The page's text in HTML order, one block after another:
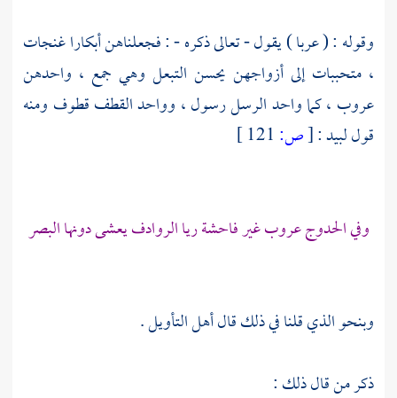
وقوله : ( عربا ) يقول - تعالى ذكره - : فجعلناهن أبكارا غنجات
، متحببات إلى أزواجهن يحسن التبعل وهي جمع ، واحدهن
عروب ، كما واحد الرسل رسول ، وواحد القطف قطوف ومنه
قوللبيد:
[ص:
وفي الحدوج عروب غير فاحشة ريا الروادف يعشى دونها البصر
وبنحو الذي قلنا في ذلك قال أهل التأويل .
ذكر من قال ذلك :